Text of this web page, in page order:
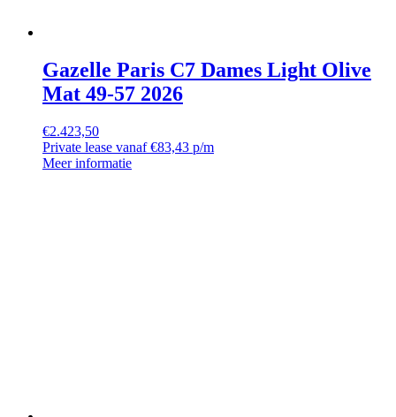
Gazelle Paris C7 Dames Light Olive
Mat 49-57 2026
€2.423,50
Private lease vanaf €83,43 p/m
Meer informatie